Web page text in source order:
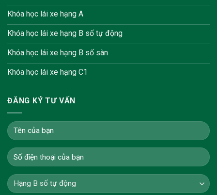
Khóa học lái xe hạng A
Khóa học lái xe hạng B số tự động
Khóa học lái xe hạng B số sàn
Khóa học lái xe hạng C1
ĐĂNG KÝ TƯ VẤN